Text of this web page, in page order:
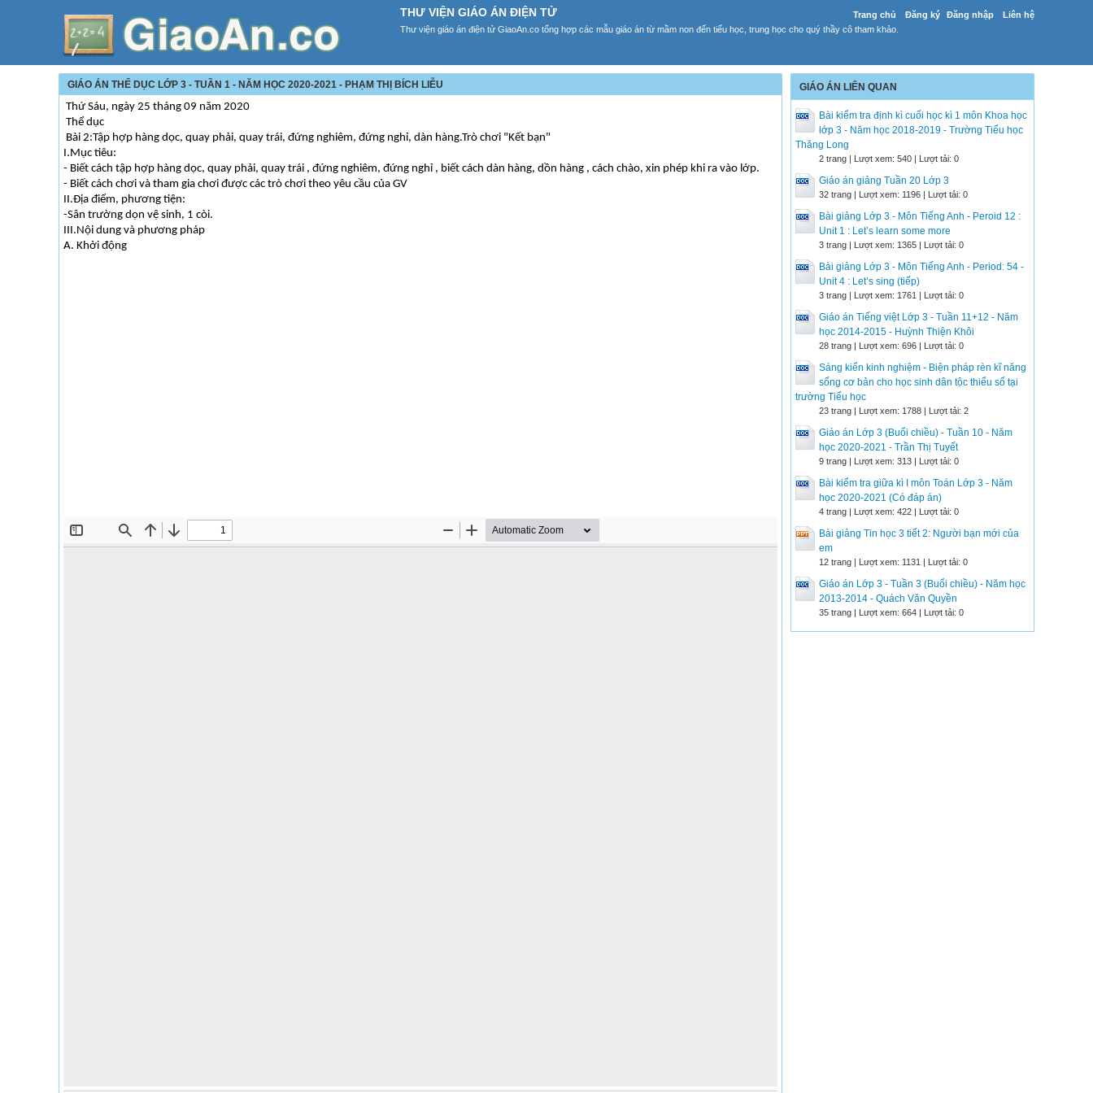
Trang chủ Đăng ký Đăng nhập Liên hệ
THƯ VIỆN GIÁO ÁN ĐIỆN TỬ
Thư viện giáo án điện tử GiaoAn.co tổng hợp các mẫu giáo án từ mầm non đến tiểu học, trung học cho quý thầy cô tham khảo.
GIÁO ÁN THỂ DỤC LỚP 3 - TUẦN 1 - NĂM HỌC 2020-2021 - PHẠM THỊ BÍCH LIỄU
Thứ Sáu, ngày 25 tháng 09 năm 2020
Thể dục
Bài 2:Tập hợp hàng dọc, quay phải, quay trái, đứng nghiêm, đứng nghỉ, dàn hàng.Trò chơi "Kết bạn"
I.Mục tiêu:
- Biết cách tập hợp hàng dọc, quay phải, quay trái , đứng nghiêm, đứng nghỉ , biết cách dàn hàng, dồn hàng , cách chào, xin phép khi ra vào lớp.
- Biết cách chơi và tham gia chơi được các trò chơi theo yêu cầu của GV
II.Địa điểm, phương tiện:
-Sân trường dọn vệ sinh, 1 còi.
III.Nội dung và phương pháp
A. Khởi động
GIÁO ÁN LIÊN QUAN
Bài kiểm tra định kì cuối học kì 1 môn Khoa học
lớp 3 - Năm học 2018-2019 - Trường Tiểu học
Thăng Long
2 trang | Lượt xem: 540 | Lượt tải: 0
Giáo án giảng Tuần 20 Lớp 3
32 trang | Lượt xem: 1196 | Lượt tải: 0
Bài giảng Lớp 3 - Môn Tiếng Anh - Peroid 12 :
Unit 1 : Let’s learn some more
3 trang | Lượt xem: 1365 | Lượt tải: 0
Bài giảng Lớp 3 - Môn Tiếng Anh - Period: 54 -
Unit 4 : Let’s sing (tiếp)
3 trang | Lượt xem: 1761 | Lượt tải: 0
Giáo án Tiếng việt Lớp 3 - Tuần 11+12 - Năm
học 2014-2015 - Huỳnh Thiện Khôi
28 trang | Lượt xem: 696 | Lượt tải: 0
Sáng kiến kinh nghiệm - Biện pháp rèn kĩ năng
sống cơ bản cho học sinh dân tộc thiểu số tại
trường Tiểu học
23 trang | Lượt xem: 1788 | Lượt tải: 2
Giáo án Lớp 3 (Buổi chiều) - Tuần 10 - Năm
học 2020-2021 - Trần Thị Tuyết
9 trang | Lượt xem: 313 | Lượt tải: 0
Bài kiểm tra giữa kì I môn Toán Lớp 3 - Năm
học 2020-2021 (Có đáp án)
4 trang | Lượt xem: 422 | Lượt tải: 0
Bài giảng Tin học 3 tiết 2: Người bạn mới của
em
12 trang | Lượt xem: 1131 | Lượt tải: 0
Giáo án Lớp 3 - Tuần 3 (Buổi chiều) - Năm học
2013-2014 - Quách Văn Quyền
35 trang | Lượt xem: 664 | Lượt tải: 0